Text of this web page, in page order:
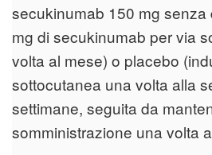
secukinumab 150 mg senza
mg di secukinumab per via
volta al mese) o placebo
sottocutanea una volta alla
settimane, seguita da
somministrazione una volta